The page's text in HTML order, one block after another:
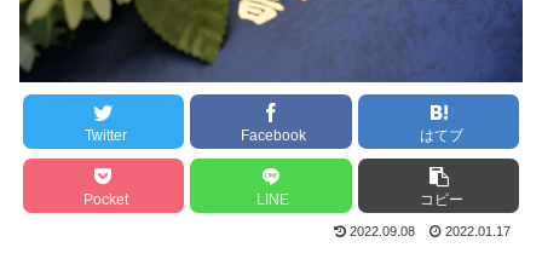
Twitter Facebook はてブ
Pocket LINE コピー
2022.09.08 2022.01.17